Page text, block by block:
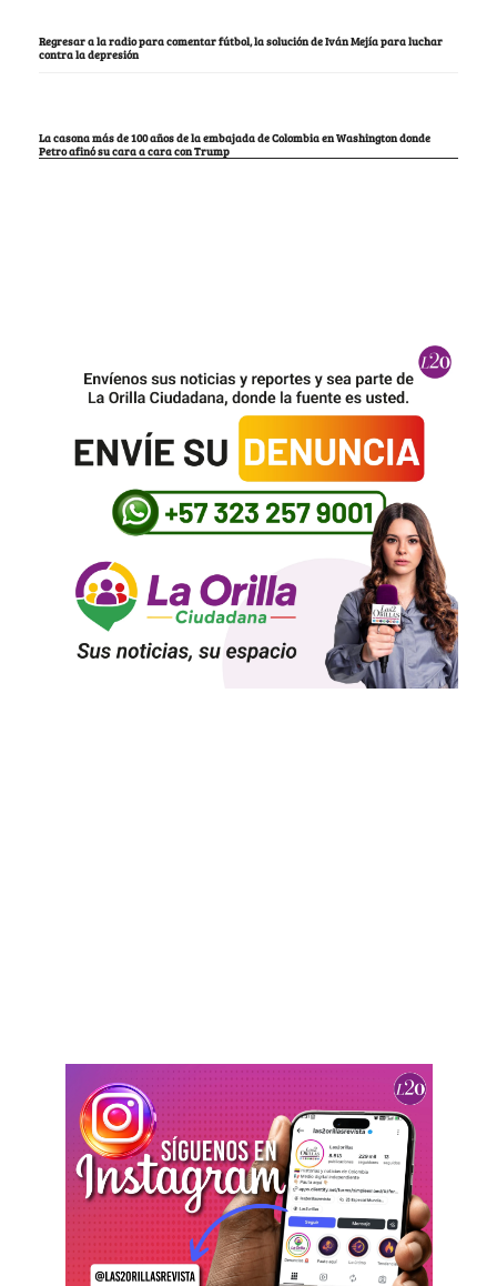
Regresar a la radio para comentar fútbol, la solución de Iván Mejía para luchar
contra la depresión
La casona más de 100 años de la embajada de Colombia en Washington donde
Petro afinó su cara a cara con Trump